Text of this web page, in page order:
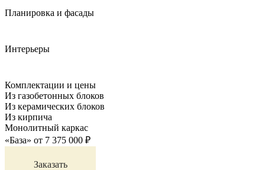
Планировка и фасады
Интерьеры
Комплектации и цены
Из газобетонных блоков
Из керамических блоков
Из кирпича
Монолитный каркас
«База» от 7 375 000 ₽
Заказать